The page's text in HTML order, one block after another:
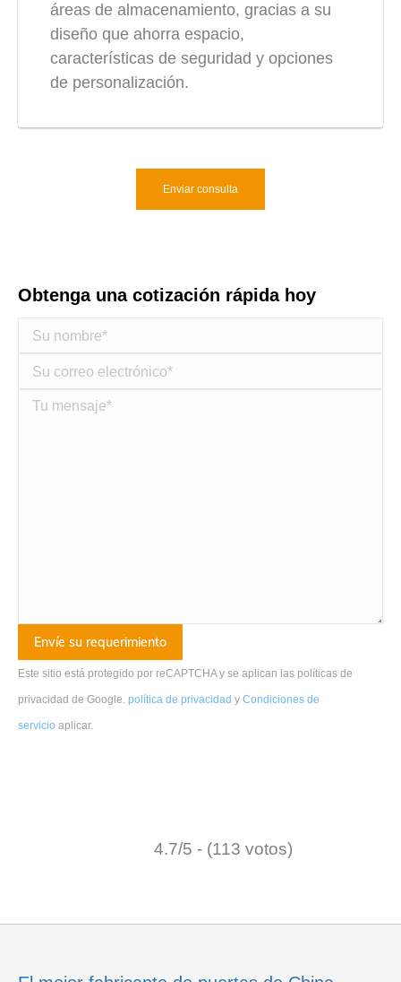
áreas de almacenamiento, gracias a su
diseño que ahorra espacio,
características de seguridad y opciones
de personalización.
Enviar consulta
Obtenga una cotización rápida hoy
Este sitio está protegido por reCAPTCHA y se aplican las políticas de
privacidad de Google. política de privacidad y Condiciones de
servicio aplicar.
4.7/5 - (113 votos)